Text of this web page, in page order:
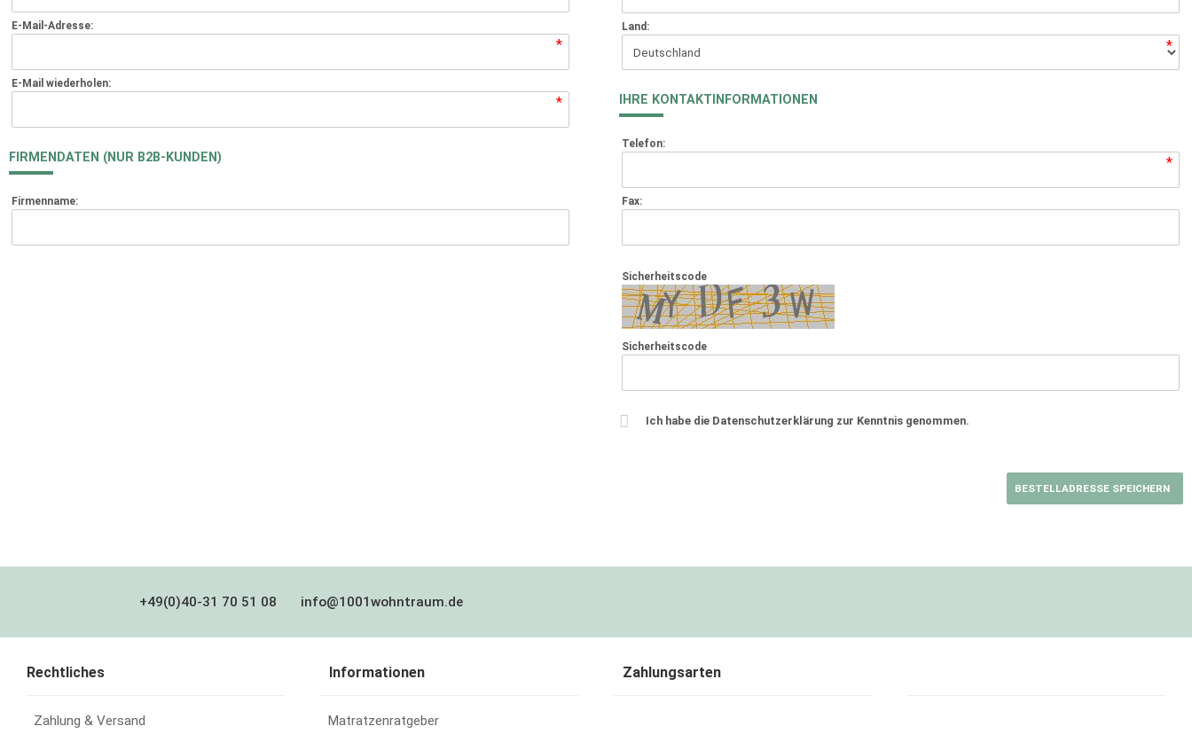
E-Mail-Adresse:
*
E-Mail wiederholen:
*
FIRMENDATEN (NUR B2B-KUNDEN)
Firmenname:
Land:
*
IHRE KONTAKTINFORMATIONEN
Telefon:
*
Fax:
Sicherheitscode
Sicherheitscode
Ich habe die Datenschutzerklärung zur Kenntnis genommen.
BESTELLADRESSE SPEICHERN
+49(0)40-31 70 51 08 info@1001wohntraum.de
Rechtliches
Zahlung & Versand
Informationen
Matratzenratgeber
Zahlungsarten